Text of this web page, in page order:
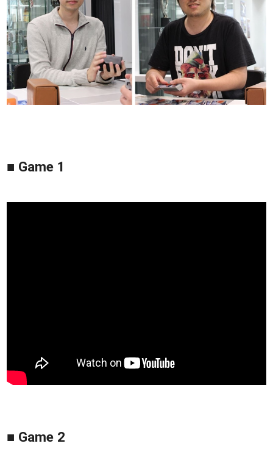
■ Game 1
■ Game 2